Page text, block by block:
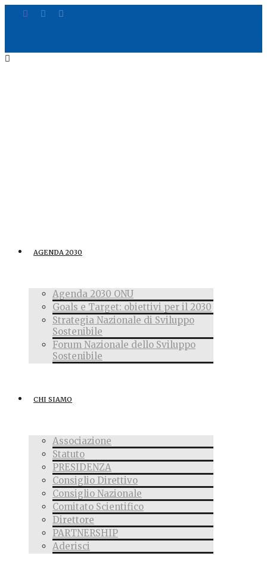
AGENDA 2030
Agenda 2030 ONU
Goals e Target: obiettivi per il 2030
Strategia Nazionale di Sviluppo
Sostenibile
Forum Nazionale dello Sviluppo
Sostenibile
CHI SIAMO
Associazione
Statuto
PRESIDENZA
Consiglio Direttivo
Consiglio Nazionale
Comitato Scientifico
Direttore
PARTNERSHIP
Aderisci